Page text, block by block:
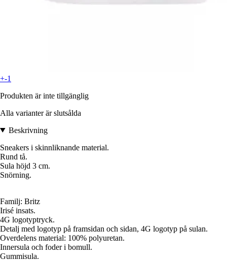
+-1
Produkten är inte tillgänglig
Alla varianter är slutsålda
Beskrivning
Sneakers i skinnliknande material.
Rund tå.
Sula höjd 3 cm.
Snörning.
Familj: Britz
Irisé insats.
4G logotyptryck.
Detalj med logotyp på framsidan och sidan, 4G logotyp på sulan.
Overdelens material: 100% polyuretan.
Innersula och foder i bomull.
Gummisula.